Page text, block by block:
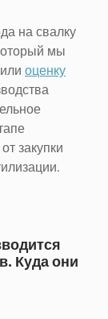
на свалку
мы
оценку
закупки
Куда они